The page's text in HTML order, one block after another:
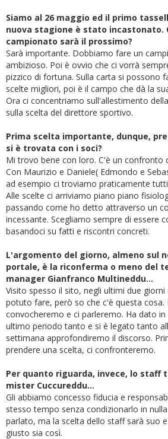
Siamo al 26 maggio ed il primo
nuova stagione è stato incastonato.
campionato sarà il prossimo?
Sarà importante. Dobbiamo fare un
ambizioso. Poi è ovvio che ci vorrà
pizzico di fortuna. Sulla carta si possono
scelte migliori, poi è il campo che dà la
Ora ci concentriamo sull'allestimento
sulla scelta del direttore sportivo.
Prima scelta importante, dunque,
si è trovata con i soci?
Mi trovo bene con loro. C'è un confronto
Con Maurizio e Daniele( Edmondo e
ad esempio ci troviamo praticamente
Alle scelte ci arriviamo piano piano
passando come ho detto attraverso un
incessante. Scegliamo sempre di essere
basandoci su fatti e riscontri concreti.
L'argomento del giorno, almeno sul
portale, è la riconferma o meno del
manager Gianfranco Multineddu...
Visito spesso il sito, negli ultimi due giorni
potuto fare, però so che c'è questa cosa.
convocheremo e ci parleremo. Ha dato in
ultimo periodo tanto e si è legato tanto
settimana approfondiremo il discorso.
prendere una scelta, ci confronteremo.
Per quanto riguarda, invece, lo staff
mister Cuccureddu...
Gli abbiamo concesso fiducia e
stesso tempo senza condizionarlo in
parlato, ma la scelta dello staff sarà suo
giusto sia così.